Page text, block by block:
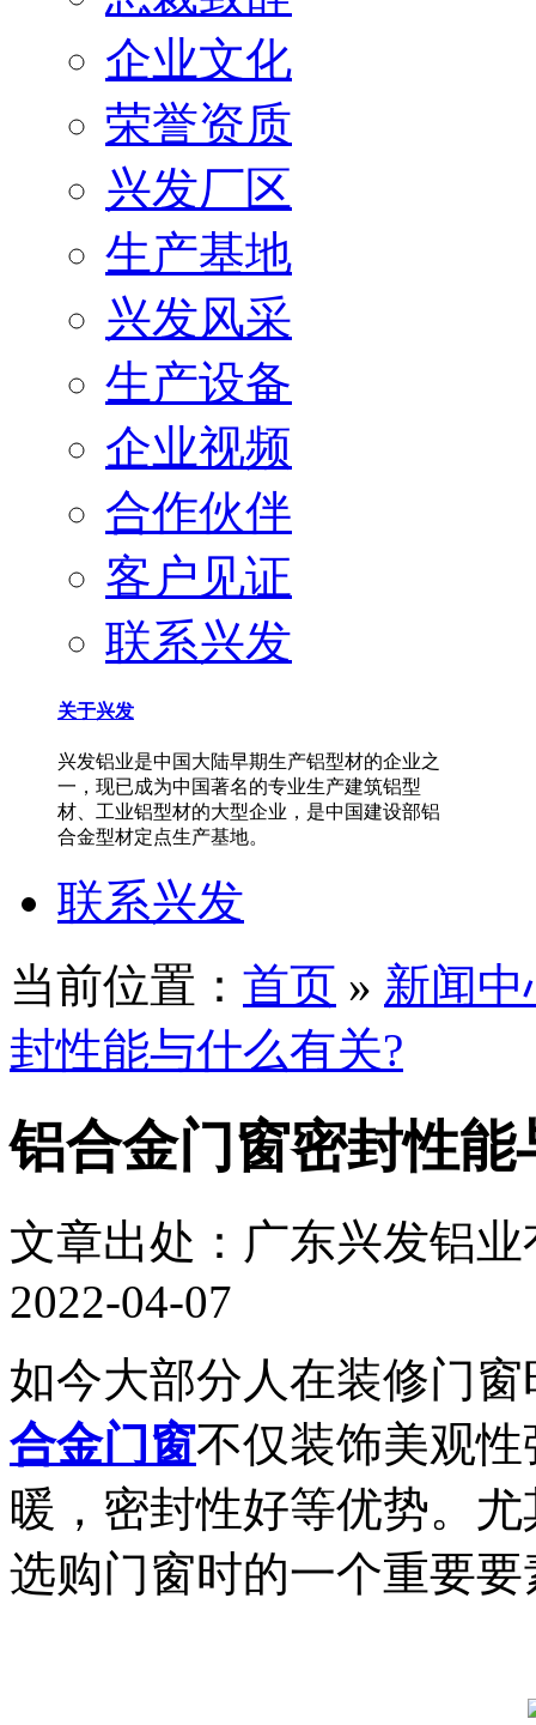
企业文化
荣誉资质
兴发厂区
生产基地
兴发风采
生产设备
企业视频
合作伙伴
客户见证
联系兴发
关于兴发
兴发铝业是中国大陆早期生产铝型材的企业之
一，现已成为中国著名的专业生产建筑铝型
材、工业铝型材的大型企业，是中国建设部铝
合金型材定点生产基地。
联系兴发
当前位置： 首页 » 新闻中
封性能与什么有关?
铝合金门窗密封性能
文章出处：广东兴发铝
2022-04-07
如今大部分人在装修门
合金门窗不仅装饰美观
暖，密封性好等优势。
选购门窗时的一个重要